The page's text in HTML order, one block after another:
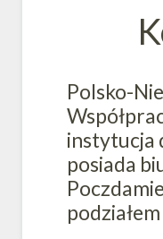
Polsko-
instytucja
posiada